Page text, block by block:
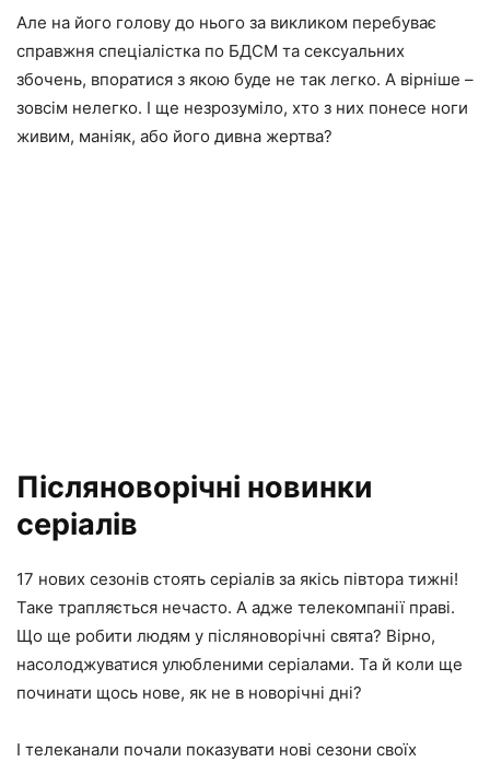
Але на його голову до нього за викликом перебуває
справжня спеціалістка по БДСМ та сексуальних
збочень, впоратися з якою буде не так легко. А вірніше –
зовсім нелегко. І ще незрозуміло, хто з них понесе ноги
живим, маніяк, або його дивна жертва?
Післяноворічні новинки
серіалів
17 нових сезонів стоять серіалів за якісь півтора тижні!
Таке трапляється нечасто. А адже телекомпанії праві.
Що ще робити людям у післяноворічні свята? Вірно,
насолоджуватися улюбленими серіалами. Та й коли ще
починати щось нове, як не в новорічні дні?
І телеканали почали показувати нові сезони своїх